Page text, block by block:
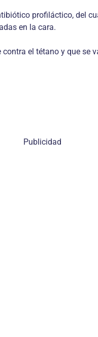
profiláctico, del
en la cara.
el tétano y que se
Publicidad